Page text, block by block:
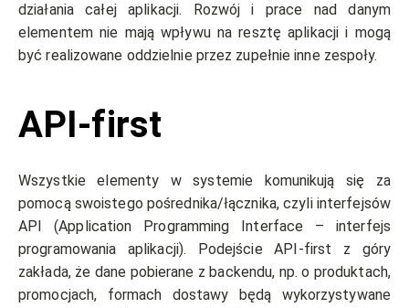
działania całej aplikacji. Rozwój i prace nad danym
elementem nie mają wpływu na resztę aplikacji i mogą
być realizowane oddzielnie przez zupełnie inne zespoły.
API-first
Wszystkie elementy w systemie komunikują się za
pomocą swoistego pośrednika/łącznika, czyli interfejsów
API (Application Programming Interface – interfejs
programowania aplikacji). Podejście API-first z góry
zakłada, że dane pobierane z backendu, np. o produktach,
promocjach, formach dostawy będą wykorzystywane